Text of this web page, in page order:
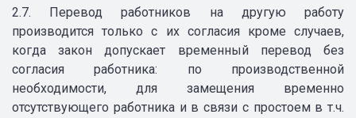
2.7. Перевод работников на другую работу
производится только с их согласия кроме случаев,
когда закон допускает временный перевод без
согласия работника: по производственной
необходимости, для замещения временно
отсутствующего работника и в связи с простоем в т.ч.